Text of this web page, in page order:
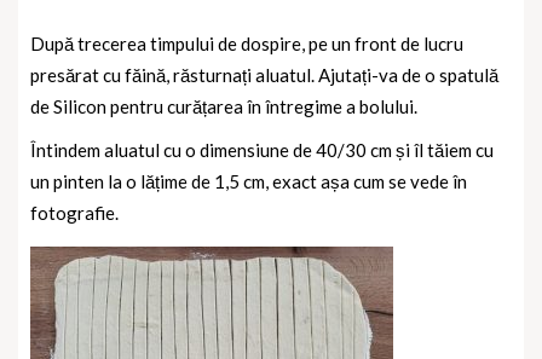
După trecerea timpului de dospire, pe un front de lucru
presărat cu făină, răsturnați aluatul. Ajutați-va de o spatulă
de Silicon pentru curățarea în întregime a bolului.
Întindem aluatul cu o dimensiune de 40/30 cm și îl tăiem cu
un pinten la o lățime de 1,5 cm, exact așa cum se vede în
fotografie.